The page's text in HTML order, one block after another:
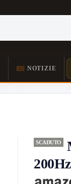
NOTIZIE
SCADUTO